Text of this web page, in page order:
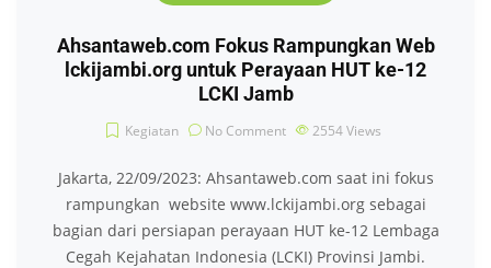
Ahsantaweb.com Fokus Rampungkan Web
lckijambi.org untuk Perayaan HUT ke-12
LCKI Jamb
Kegiatan No Comment 2554Views
Jakarta, 22/09/2023: Ahsantaweb.com saat ini fokus
rampungkan website www.lckijambi.org sebagai
bagian dari persiapan perayaan HUT ke-12 Lembaga
Cegah Kejahatan Indonesia (LCKI) Provinsi Jambi.